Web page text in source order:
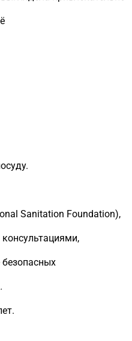
Sanitation Foundation),